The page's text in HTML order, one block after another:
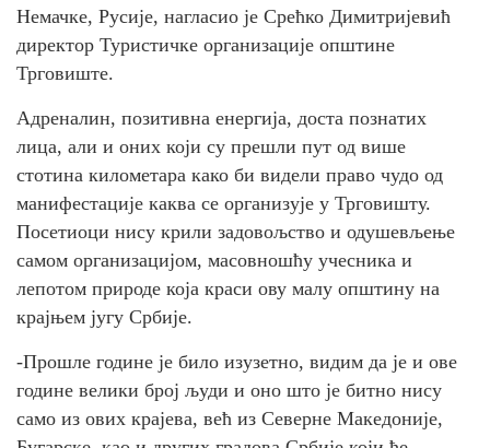
Немачке, Русије, нагласио је Срећко Димитријевић
директор Туристичке организације општине
Трговиште.
Адреналин, позитивна енергија, доста познатих
лица, али и оних који су прешли пут од више
стотина километара како би видели право чудо од
манифестације каква се организује у Трговишту.
Посетиоци нису крили задовољство и одушевљење
самом организацијом, масовношћу учесника и
лепотом природе која краси ову малу општину на
крајњем југу Србије.
-Прошле године је било изузетно, видим да је и ове
године велики број људи и оно што је битно нису
само из ових крајева, већ из Северне Македоније,